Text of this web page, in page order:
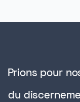
Prions pour
du